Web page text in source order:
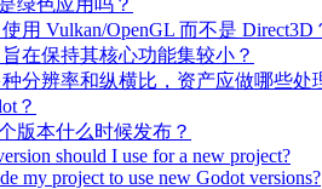
绿色应用吗？
用 Vulkan/OpenGL 而不是 Direct3D
在保持其核心功能集较小？
分辨率和纵横比，资产应做哪些处
？
版本什么时候发布？
should I use for a new project?
my project to use new Godot versions?